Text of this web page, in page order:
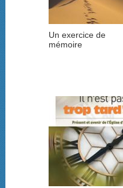
Un exercice de
mémoire